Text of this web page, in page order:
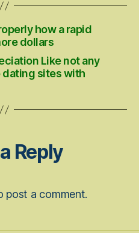
how a rapid
dollars
Like not any
dating sites with
Reply
post a comment.